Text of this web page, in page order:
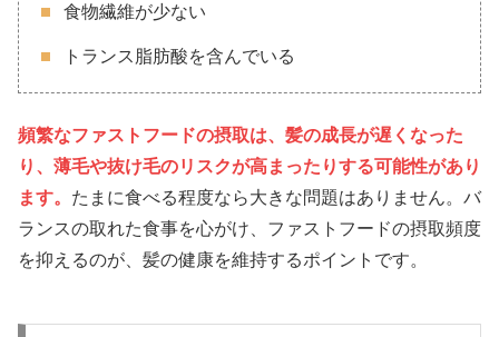
食物繊維が少ない
トランス脂肪酸を含んでいる
頻繁なファストフードの摂取は、髪の成長が遅くなった
り、薄毛や抜け毛のリスクが高まったりする可能性があり
ます。 たまに食べる程度なら大きな問題はありません。バ
ランスの取れた食事を心がけ、ファストフードの摂取頻度
を抑えるのが、髪の健康を維持するポイントです。